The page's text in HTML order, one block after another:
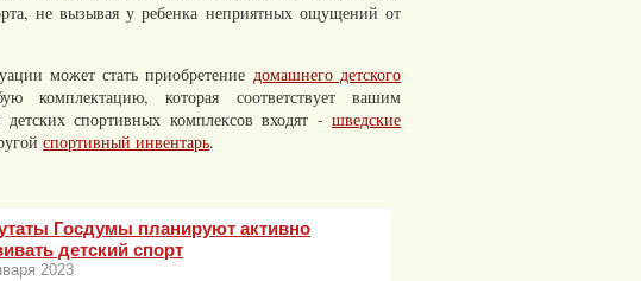
не вызывая у ребенка неприятных ощущений от
может стать приобретение домашнего детского
комплектацию, которая соответствует вашим
спортивных комплексов входят - шведские
спортивный инвентарь.
Госдумы планируют активно
детский спорт
2023